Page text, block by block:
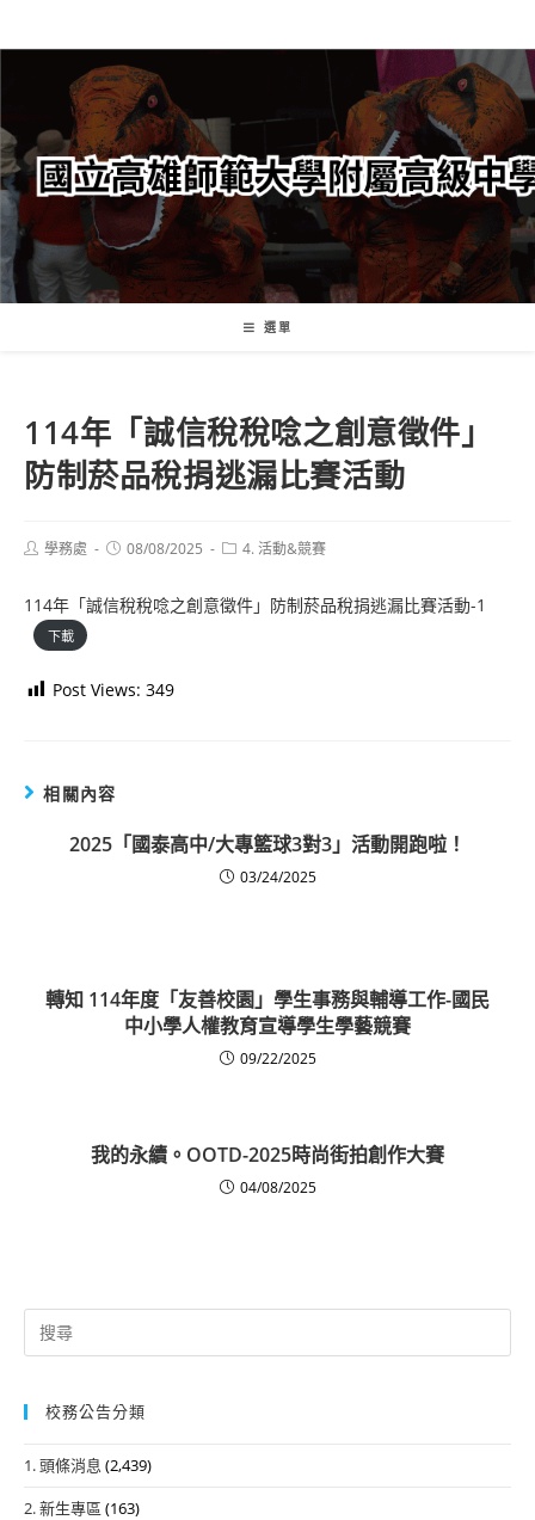
轉
要
內
容
選單
114年「誠信稅稅唸之創意徵件」
防制菸品稅捐逃漏比賽活動
Post學務處
Post08/08/2025
Post4. 活動&競賽
114年「誠信稅稅唸之創意徵件」防制菸品稅捐逃漏比賽活動-1
下載
Post Views: 349
相關內容
2025「國泰高中/大專籃球3對3」活動開跑啦！
03/24/2025
轉知 114年度「友善校園」學生事務與輔導工作-國民
中小學人權教育宣導學生學藝競賽
09/22/2025
我的永續。OOTD-2025時尚街拍創作大賽
04/08/2025
Search
for:
校務公告分類
1. 頭條消息 (2,439)
2. 新生專區 (163)